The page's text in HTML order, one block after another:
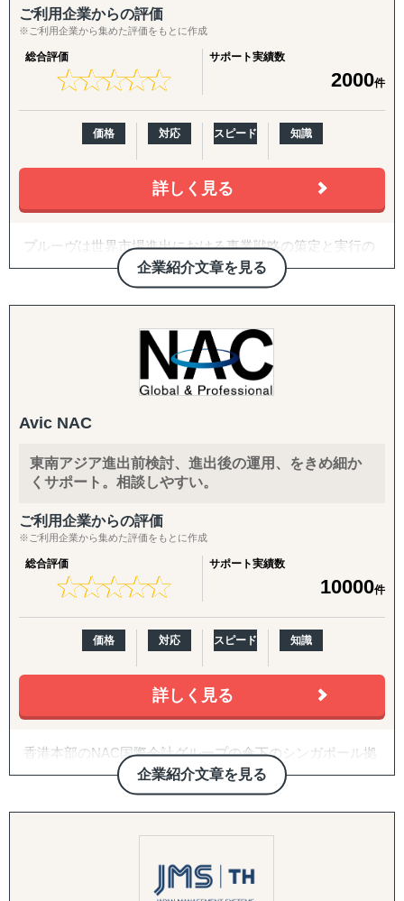
↳ インフルエンサー施策
↳ 画像・動画コンテンツ制作
『販路構築チーム』
目的：海外現地で最適なパートナーとの取引を創出する
↳ 商談向け資料制作
↳ 企業リストアップ
↳ 商談創出・交渉サポート
目的：海外現地で活動するために必要な土台をつくる
↳ 会社設立（登記・銀行口座）
↳ ビザ申請サポート
↳ 不動産探索（オフィス・倉庫・店舗・住居）
↳ 店舗開業パッケージ（許認可・内装・採用・集客）
↳ 人材採用支援（現地スタッフ採用）
------------------------------------
ェンス、バリュエーション、契約、ポストM&Aまでワンス
トップで対応します。
・国際税務・監査・労務
各国の税務・会計、移転価格、子会社監査、人事労務制度
設計、駐在員税務、グローバル税務戦略まで、会計事務所
を母体とした専門家ネットワークで網羅します。
現地特化型の実践的なサービスを提供しています。
当社が持つ強固な現地ネットワークと日本人プロジェクト
チームの専門知識を駆使し、机上の検討を超えた「現場実
行力」と「最短最適解」で、クライアント企業を成功へ導
きます。
■主なサービス内容
1. 海外販路開拓・マーケティング
・市場調査および競合分析
・現地視察のアレンジおよび同行支援
・現地プロモーションやテストマーケティングの実施
2. 設立準備および手続き支援
・現地法人の設立や駐在員事務所設立
・法規制・ライセンス取得、各種行政手続き対応
3. 人的支援
・現地人材の採用および育成支援
・現地パートナー企業との連携交渉
・文化やビジネスマナーに関するトレーニング
4. 海外進出戦略・事業計画支援
・物流・サプライチェーンの最適化
■弊社Visalが選ばれる理由
・現地実行力と強固なネットワーク：
ーシア、ベトナム、タイ）に特化した現地密着型のサポー
トを実現。
・成果コミット型のアプローチ：
単なる助言やデスクワークではなく、進出後の事業推進ま
・柔軟かつ包括的なサービス提供：
企業様ごとに最適化したカスタムメイドの支援を提供しま
■対応エリア
Visalはインドネシアを中心に、以下の主要国を対象とした
サービスを展開しています：
ご利用企業からの評価
※ご利用企業から集めた評価をもとに作成
総合評価
★★★★★
★★★★★
サポート実績数
2000件
価格 対応 スピード 知識
詳しく見る
企業紹介文章を見る
プルーヴは世界市場進出における事業戦略の策定と実行の
サポートを行っている企業です。
「グローバルを身近に」をミッションとし、「現地事情」
に精通したコンサルタントと「現地パートナー」との密な
連携による「現地のリアルな情報」を基にクライアント企
業様の世界市場への挑戦を成功へと導きます。
Avic NAC
東南アジア進出前検討、進出後の運用、をきめ細か
くサポート。相談しやすい。
ご利用企業からの評価
※ご利用企業から集めた評価をもとに作成
総合評価
★★★★★
★★★★★
サポート実績数
10000件
価格 対応 スピード 知識
詳しく見る
企業紹介文章を見る
香港本部のNAC国際会計グループの傘下のシンガポール拠
点として、シンガポールやマレーシアへ進出されるご予
定、進出後の日系企業様をサポートしております。
会社設立前のコンサルティング、会社設立、銀行口座開
Aのアドバイザリー、会社清算等をサポートしておりま